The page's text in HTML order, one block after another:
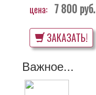
цена: 7 800руб.
ЗАКАЗАТЬ!
Важное...